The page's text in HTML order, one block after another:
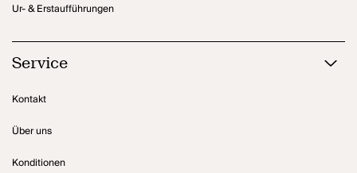
Ur- & Erstaufführungen
Service
Kontakt
Über uns
Konditionen